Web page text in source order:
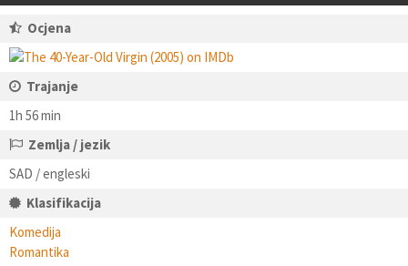
Ocjena
Trajanje
1h 56 min
Zemlja / jezik
SAD / engleski
Klasifikacija
Komedija
Romantika